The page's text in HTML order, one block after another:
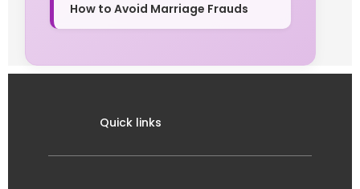
How to Avoid Marriage Frauds
Quick links